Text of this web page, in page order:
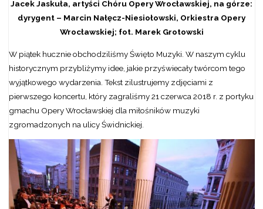
Jacek Jaskuła, artyści Chóru Opery Wrocławskiej, na górze:
dyrygent – Marcin Nałęcz-Niesiołowski, Orkiestra Opery
Wrocławskiej; fot. Marek Grotowski
W piątek hucznie obchodziliśmy Święto Muzyki. W naszym cyklu
historycznym przybliżymy idee, jakie przyświecały twórcom tego
wyjątkowego wydarzenia. Tekst zilustrujemy zdjęciami z
pierwszego koncertu, który zagraliśmy 21 czerwca 2018 r. z portyku
gmachu Opery Wrocławskiej dla miłośników muzyki
zgromadzonych na ulicy Świdnickiej.